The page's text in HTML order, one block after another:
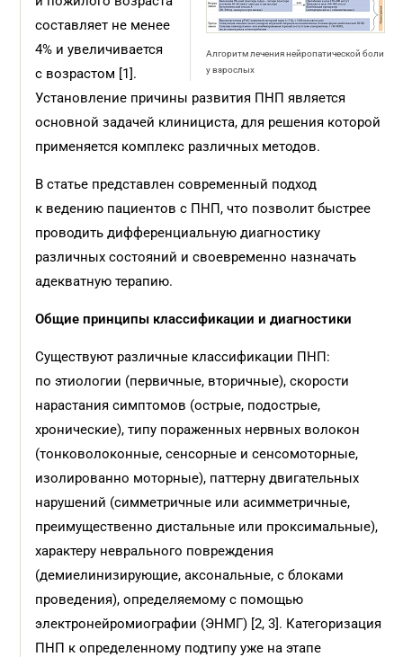
Алгоритм лечения нейропатической боли
у взрослых
составляет не менее
4% и увеличивается
с возрас­том [1].
Установление причины развития ПНП является
основной задачей клинициста, для решения которой
применяется комплекс различных методов.
В статье представлен современный подход
к ведению пациентов с ПНП, что позволит быстрее
проводить дифференциальную диагностику
различных состояний и своевременно назначать
адекватную терапию.
Общие принципы классификации и диагностики
Существуют различные классификации ПНП:
по этиологии (первичные, вторичные), скорости
нарастания симптомов (острые, подострые,
хронические), типу пораженных нервных волокон
(тонковолоконные, сенсорные и сенсомоторные,
изолированно моторные), паттерну двигательных
нарушений (симметричные или асимметричные,
преимущественно дистальные или проксимальные),
характеру неврального повреждения
(демиелинизирующие, аксональные, с блоками
проведения), определяемому с помощью
электронейромиографии (ЭНМГ) [2, 3]. Категоризация
ПНП к определенному подтипу уже на этапе